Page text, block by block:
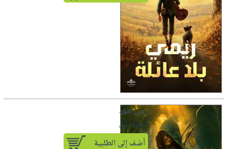
روبن هود
لـ هارود بيل
أضف إلى الطلبية